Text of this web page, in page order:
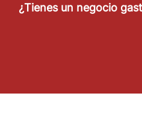
¿Tienes un negocio